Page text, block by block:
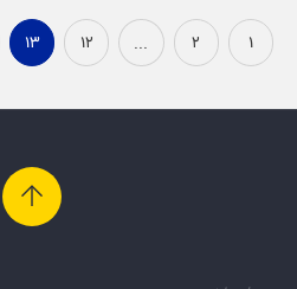
۱ ۲ ... ۱۲ ۱۳